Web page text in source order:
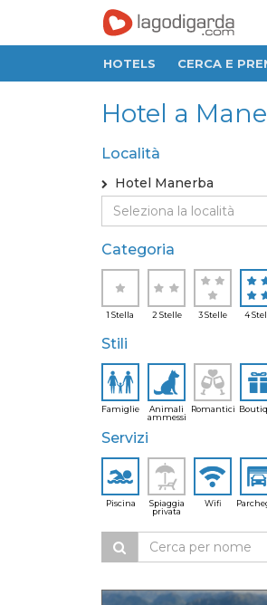
HOTELS CERCA E
Hotel a
Località
Hotel Manerba
Categoria
1 Stella 2 Stelle 3 Stelle 4
Stili
Famiglie
Animali
ammessi
Romantici
Servizi
Piscina
Spiaggia
privata
Wifi